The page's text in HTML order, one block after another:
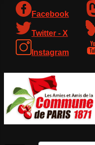
Facebook
Twitter - X
Instagram